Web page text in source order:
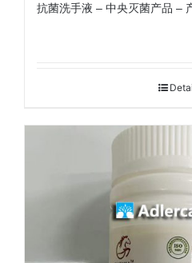
抗菌洗手液 – 中央灭菌产品 –